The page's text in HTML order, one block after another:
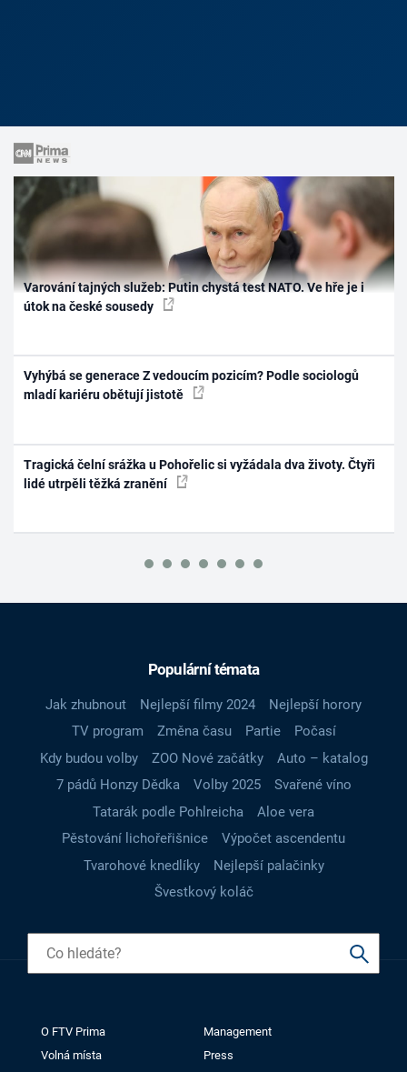
Varování tajných služeb: Putin chystá test NATO. Ve hře je i
útok na české sousedy
Vyhýbá se generace Z vedoucím pozicím? Podle sociologů
mladí kariéru obětují jistotě
Tragická čelní srážka u Pohořelic si vyžádala dva životy. Čtyři
lidé utrpěli těžká zranění
Populární témata
Jak zhubnout Nejlepší filmy 2024
Nejlepší horory
TV program
Změna času Partie
Počasí
Kdy budou volby
ZOO Nové začátky
Auto – katalog
7 pádů Honzy Dědka
Volby 2025
Svařené víno
Tatarák podle Pohlreicha
Aloe vera
Pěstování lichořeřišnice
Výpočet ascendentu
Tvarohové knedlíky
Nejlepší palačinky
Švestkový koláč
O FTV Prima
Management
Volná místa
Press